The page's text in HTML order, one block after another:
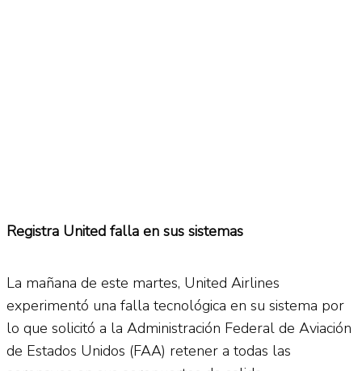
Registra United falla en sus sistemas
La mañana de este martes, United Airlines
experimentó una falla tecnológica en su sistema por
lo que solicitó a la Administración Federal de Aviación
de Estados Unidos (FAA) retener a todas las